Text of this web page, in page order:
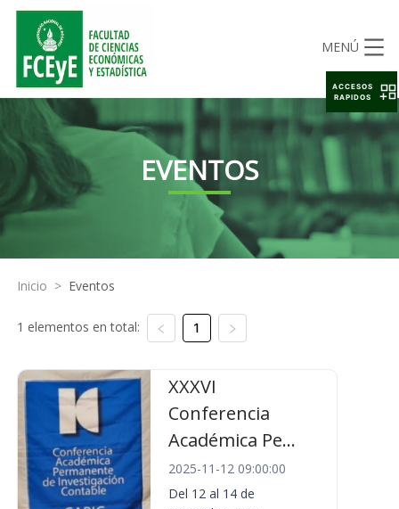
MENÚ
EVENTOS
Inicio > Eventos
1 elementos en total: 1
XXXVI
Conferencia
Académica Pe...
2025-11-12 09:00:00
Del 12 al 14 de
ACCESOS
RAPIDOS